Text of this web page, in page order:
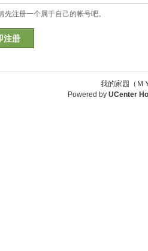
注册一个属于自己的帐号吧。
注册
我的家园（
Powered by UCenter